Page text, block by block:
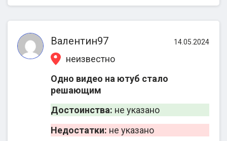
Что говорят в отзывах о компании 2 EU
IN
В некоторых отзывах описывались ситуации,
когда клиенты были настроены на оформление
анализа семейного древа определили право на
репатриацию. Как результат — заявители
избежали крупных денежных затрат, ускоренно
14.05.2024
Валентин97
неизвестно
Одно видео на ютуб стало
решающим
Достоинства: не указано
Недостатки: не указано